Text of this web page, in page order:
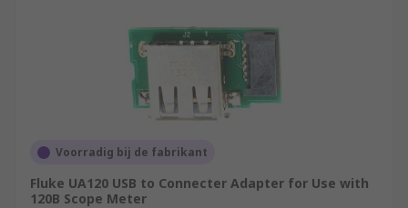
Voorradig bij de fabrikant
Fluke UA120 USB to Connecter Adapter for Use with
120B Scope Meter